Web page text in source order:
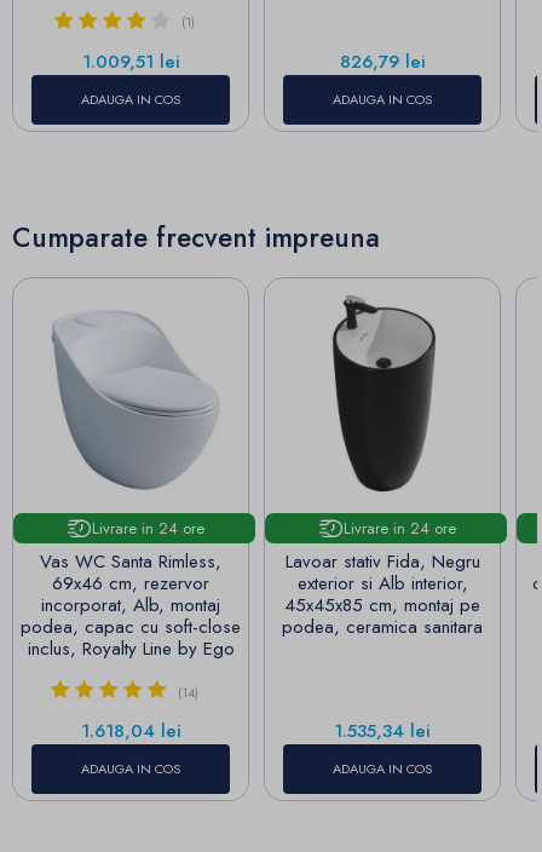
(1)
Pret
1.009,51 lei
ADAUGA IN COS
Pret
826,79 lei
ADAUGA IN COS
Cumparate frecvent impreuna
Livrare in 24 ore
Vas WC Santa Rimless,
69x46 cm, rezervor
incorporat, Alb, montaj
podea, capac cu soft-close
inclus, Royalty Line by Ego
(14)
Pret
1.618,04 lei
ADAUGA IN COS
Livrare in 24 ore
Lavoar stativ Fida, Negru
exterior si Alb interior,
45x45x85 cm, montaj pe
podea, ceramica sanitara
Pret
1.535,34 lei
ADAUGA IN COS